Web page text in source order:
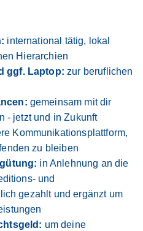
international tätig, lokal
Hierarchien
ggf. Laptop: zur beruflichen
gemeinsam mit dir
- jetzt und in Zukunft
Kommunikationsplattform,
zu bleiben
in Anlehnung an die
und
gezahlt und ergänzt um
um deine